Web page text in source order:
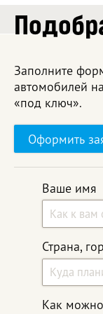
Заполните
автомобилей
«под ключ».
Ваше имя
Страна,
Как можно
Оформить